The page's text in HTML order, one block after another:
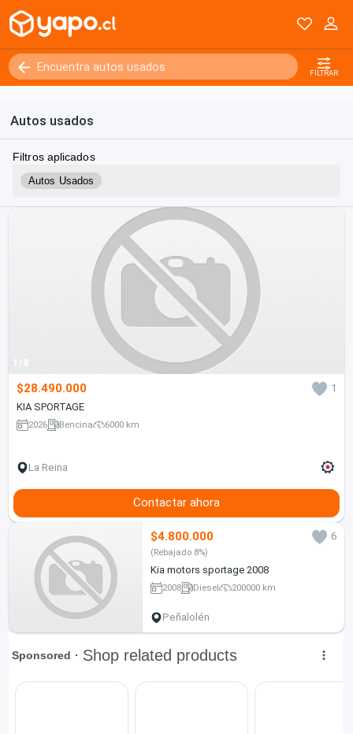
FILTRAR
Autos usados
Filtros aplicados
Autos Usados
1/8
$28.490.000
1
KIA SPORTAGE
2026 Bencina 6000 km
La Reina
Contactar ahora
$4.800.000 6
(Rebajado 8%)
Kia motors sportage 2008
2008 Diesel 200000 km
Peñalolén